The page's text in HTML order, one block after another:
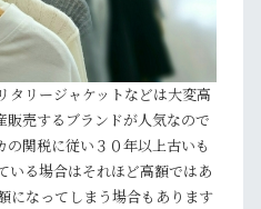
タリージャケットなどは大変高
販売するブランドが人気なので
の関税に従い３０年以上古いも
いる場合はそれほど高額ではあ
になってしまう場合もあります